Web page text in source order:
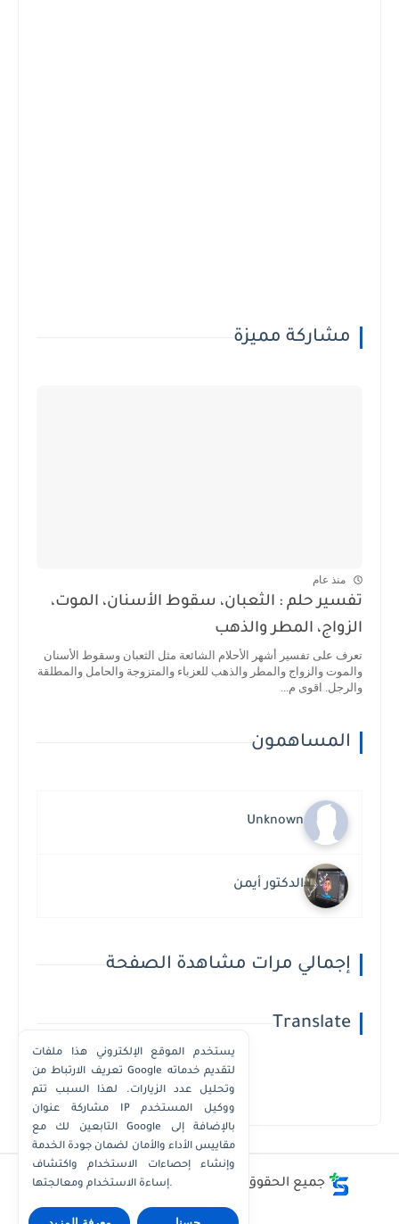
مشاركة مميزة
منذ عام
تفسير حلم : الثعبان، سقوط الأسنان، الموت،
الزواج، المطر والذهب
تعرف على تفسير أشهر الأحلام الشائعة مثل الثعبان وسقوط الأسنان
والموت والزواج والمطر والذهب للعزباء والمتزوجة والحامل والمطلقة
والرجل. اقوى م...
المساهمون
Unknown
الدكتور أيمن
إجمالي مرات مشاهدة الصفحة
Translate
Powered by Translate
جميع الحقوق محفوظة © أفضل - أسعار - أرقام
يستخدم الموقع الإلكتروني هذا ملفات
تعريف الارتباط من Google لتقديم خدماته
وتحليل عدد الزيارات. لهذا السبب تتم
مشاركة عنوان IP ووكيل المستخدم
التابعين لك مع Google بالإضافة إلى
مقاييس الأداء والأمان لضمان جودة الخدمة
وإنشاء إحصاءات الاستخدام واكتشاف
إساءة الاستخدام ومعالجتها.